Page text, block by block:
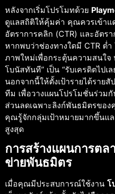
หลังจากเริ่มโปรโมทด้วย
ดูแลสถิติให้คุ้มค่า คุณควรเข้าแ
อัตราการคลิก (CTR) และอัตร
หากพบว่าช่องทางใดมี CTR ต่
ภาพใหม่เพื่อกระตุ้นความสนใจ
โบนัสทันที” เป็น “รับเครดิตไป
นอกจากนี้ให้ตั้งเป้ารายได้ราย
ทีม เพื่อวางแผนโปรโมชั่นร่วม
ส่วนลดเฉพาะลิงก์พันธมิตรขอ
คุณรู้จักกลุ่มเป้าหมายมากขึ้นแ
สูงสุด
การสร้างแผนการตล
ข่ายพันธมิตร
เมื่อคุณมีประสบการณ์ใช้งาน โ